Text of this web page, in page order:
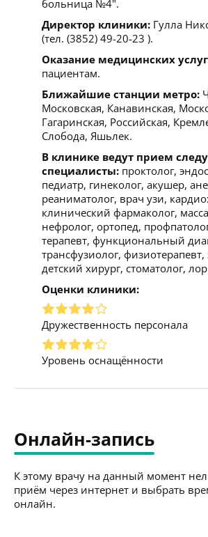
больница №4".
Директор клиники: Гулла
(тел. (3852) 49-20-23 ).
Оказание медицинских
пациентам.
Ближайшие станции метро:
Московская, Канавинская,
Гагаринская, Российская,
Слобода, Яшьлек.
В клинике ведут прием
специалисты: проктолог,
педиатр, гинеколог, акушер,
реаниматолог, врач узи,
клинический фармаколог,
нефролог, ортопед,
терапевт, функциональный
трансфузиолог,
детский хирург, стоматолог,
Оценки клиники:
Дружественность персонала
Уровень оснащённости
Онлайн-запись
К этому врачу на данный момент
приём через интернет и выбрать
онлайн.